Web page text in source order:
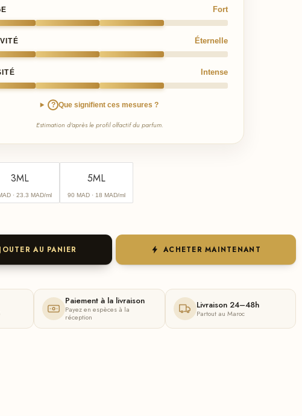
Fort
Éternelle
Intense
? Que signifient ces mesures ?
Estimation d'après le profil olfactif du parfum.
3ML
· 23.3 MAD/ml
5ML
90 MAD· 18 MAD/ml
AU PANIER ACHETER MAINTENANT
Paiement à la livraison
Payez en espèces à la
réception
Livraison 24–48h
Partout au Maroc